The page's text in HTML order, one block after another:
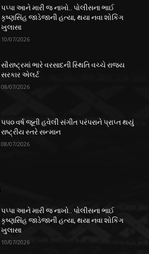
પપ્પા આને મારી જ નાખો.. પોલીસના ભાઈ
કૃષ્ણસિંહ જાડેજાની હત્યા, થયા નવા શોકિંગ
ખુલાસા
10/07/2026
સૌરાષ્ટ્રમાં ભારે વરસાદની સ્થિતિ વચ્ચે રાજ્ય
સરકાર એલર્ટ
08/07/2026
૫૫૦ વર્ષ જૂની હવેલી સંગીત પરંપરાને પ્રાપ્ત થયું
રાષ્ટ્રીય સ્તરે સન્માન
08/07/2026
પપ્પા આને મારી જ નાખો.. પોલીસના ભાઈ
કૃષ્ણસિંહ જાડેજાની હત્યા, થયા નવા શોકિંગ
ખુલાસા
10/07/2026